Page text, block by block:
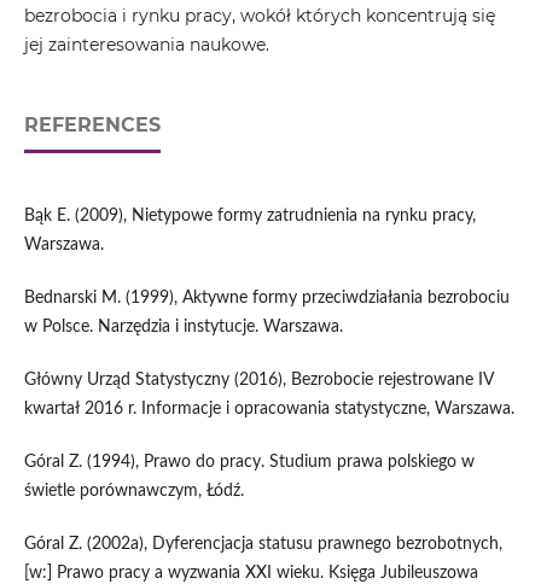
bezrobocia i rynku pracy, wokół których koncentrują się
jej zainteresowania naukowe.
REFERENCES
Bąk E. (2009), Nietypowe formy zatrudnienia na rynku pracy,
Warszawa.
Bednarski M. (1999), Aktywne formy przeciwdziałania bezrobociu
w Polsce. Narzędzia i instytucje. Warszawa.
Główny Urząd Statystyczny (2016), Bezrobocie rejestrowane IV
kwartał 2016 r. Informacje i opracowania statystyczne, Warszawa.
Góral Z. (1994), Prawo do pracy. Studium prawa polskiego w
świetle porównawczym, Łódź.
Góral Z. (2002a), Dyferencjacja statusu prawnego bezrobotnych,
[w:] Prawo pracy a wyzwania XXI wieku. Księga Jubileuszowa